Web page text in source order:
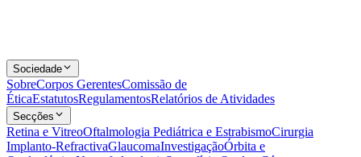
Sociedade
SobreCorpos GerentesComissão de
ÉticaEstatutosRegulamentosRelatórios de Atividades
Secções
Retina e VitreoOftalmologia Pediátrica e EstrabismoCirurgia
Implanto-RefractivaGlaucomaInvestigaçãoÓrbita e